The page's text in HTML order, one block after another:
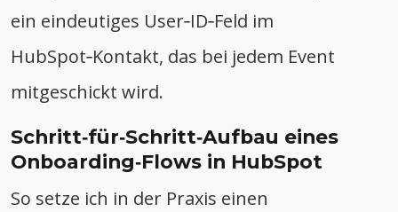
ein eindeutiges User‑ID‑Feld im
HubSpot‑Kontakt, das bei jedem Event
mitgeschickt wird.
Schritt‑für‑Schritt‑Aufbau eines
Onboarding‑Flows in HubSpot
So setze ich in der Praxis einen